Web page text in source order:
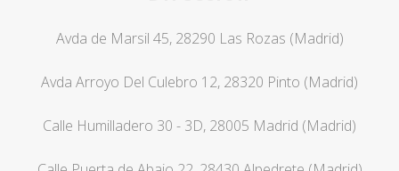
Avda de Marsil 45, 28290 Las Rozas (Madrid)
Avda Arroyo Del Culebro 12, 28320 Pinto (Madrid)
Calle Humilladero 30 - 3D, 28005 Madrid (Madrid)